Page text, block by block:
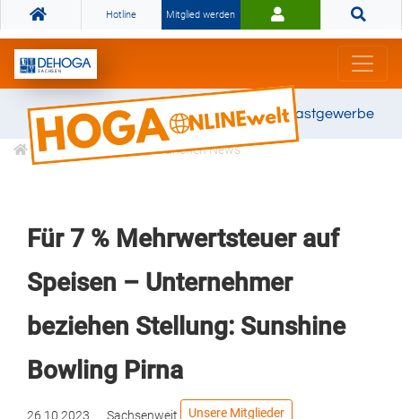
Hotline Mitglied werden
Gemeinsam stark für das Gastgewerbe
Informationen Branchen News
Für 7 % Mehrwertsteuer auf
Speisen – Unternehmer
beziehen Stellung: Sunshine
Bowling Pirna
26.10.2023 Sachsenweit Unsere Mitglieder